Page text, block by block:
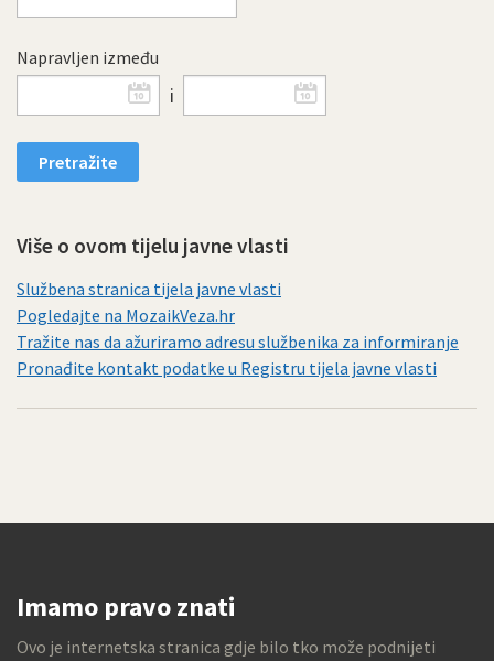
Napravljen između
i
Više o ovom tijelu javne vlasti
Službena stranica tijela javne vlasti
Pogledajte na MozaikVeza.hr
Tražite nas da ažuriramo adresu službenika za informiranje
Pronađite kontakt podatke u Registru tijela javne vlasti
Imamo pravo znati
Ovo je internetska stranica gdje bilo tko može podnijeti